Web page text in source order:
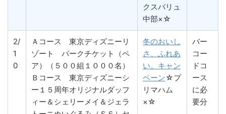
クスバリュ
中部×☆
2/
1
0
Ａコース 東京ディズニーリ
ゾート パークチケット（ペ
ア）（５００組１０００名）
Ｂコース 東京ディズニーシ
ー１５周年オリジナルダッフ
ィー＆シェリーメイ＆ジェラ
冬のおいし
さ、ふれあ
い。キャン
ペーン☆プ
リマハム
×☆
バー
コー
ドコ
ース
に必
要分